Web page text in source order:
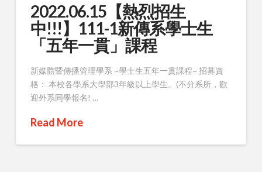
2022.06.15【熱烈招生
中!!!】111-1新傳系學士生
「五年一貫」課程
新媒體暨傳播管理學系 ~學士生五年一貫課程~ 招募資
格： 本校各學系大學部3年級以上學生。(不分系所，歡
迎外系同學報名! …
Read More